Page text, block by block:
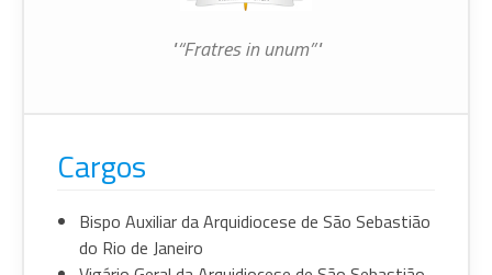
"“Fratres in unum”"
Cargos
Bispo Auxiliar da Arquidiocese de São Sebastião
do Rio de Janeiro